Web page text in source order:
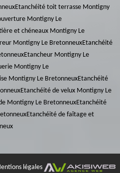
Etanchéité toit terrasse Montigny
Montigny Le
et chéneaux Montigny Le
Montigny Le BretonneuxEtanchéité
Etancheur Montigny Le
Montigny Le
Montigny Le BretonneuxEtanchéité
Etanchéité de velux Montigny Le
Montigny Le BretonneuxEtanchéité
Etanchéité de faîtage et
légales